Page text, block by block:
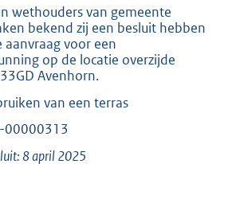
e
:
2
5
0
b
wethouders van gemeente
bekend zij een besluit hebben
voor een
op de locatie overzijde
Avenhorn.
van een terras
00000313
8 april 2025